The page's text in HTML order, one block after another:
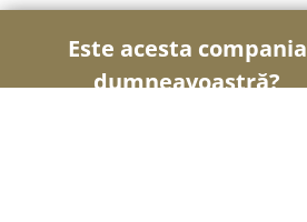
Este acesta compania
dumneavoastră?